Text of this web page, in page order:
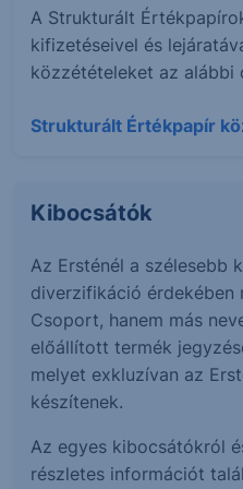
A Strukturált
kifizetéseivel és
közzétételeket az alábbi
Strukturált Értékpapír
Kibocsátók
Az Ersténél a szélesebb
diverzifikáció érdekében
Csoport, hanem más
előállított termék
melyet exkluzívan az
készítenek.
Az egyes kibocsátókról
részletes információt